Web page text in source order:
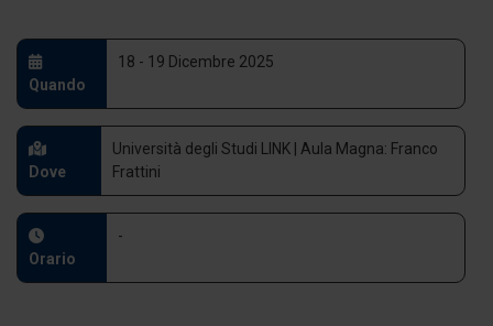
Quando
18 - 19 Dicembre 2025
Dove
Università degli Studi LINK | Aula Magna: Franco
Frattini
Orario
-